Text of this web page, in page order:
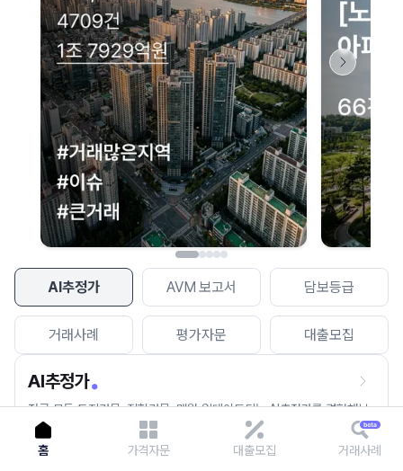
AI추정가 AVM 보고서 담보등급
거래사례 평가자문 대출모집
AI추정가
전국 모든 토지건물, 집합건물, 매월 업데이트되는 AI추정가를 경험해보
세요.
네이버 지도 연결 안내
현재 네이버 지도 연결이 원활하지 않아 지도를 불러올 수 없습니다.
이용에 불편을 드려 죄송합니다.
다시 시도
홈 가격자문 대출모집 거래사례